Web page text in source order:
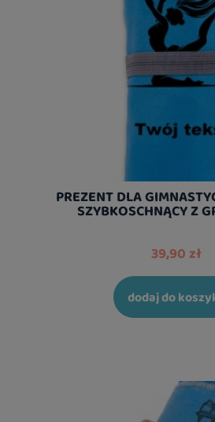
PREZENT DLA
SZYBKOSCHNĄCY Z
39,90 zł
dodaj do